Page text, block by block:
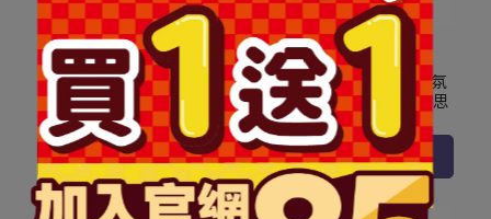
妮維雅男士止汗爽身乳液-
乾適活力50ml
NT$149NT$249
加入購物車
妮維雅止汗爽身噴霧香氛
淨白系列150ml-果漾謬思
NT$179NT$259
加入購物車